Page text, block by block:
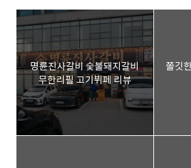
했고, 다들 아는 맛이기
치즈비프버거 햄버거 위
다. ■..
숙소입니다. 정선의 아
이어서 올해도 이용한 숙
본문을 통해 확인해 보
텔 위치 및 주차 정선 아
치도 정선군 사북읍 지장
입니다. 이곳은 지하 주
투숙객의 경우 무료로 이
공간이 넓은 편은 아니
명륜진사갈비 숯불돼지갈비
무한리필 고기뷔페 리뷰
쫄깃